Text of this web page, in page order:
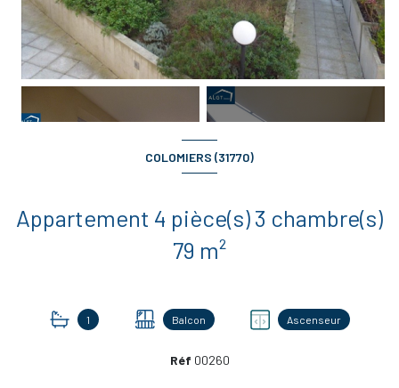
COLOMIERS (31770)
Appartement 4 pièce(s) 3 chambre(s)
79 m²
1 Balcon Ascenseur
Réf 00260